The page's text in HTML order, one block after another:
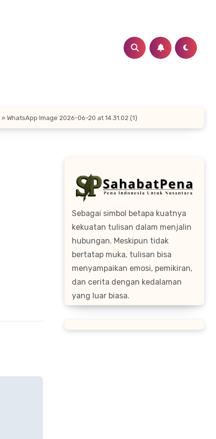
» WhatsApp Image 2026-06-20 at 14.31.02 (1)
Sebagai simbol betapa kuatnya
kekuatan tulisan dalam menjalin
hubungan. Meskipun tidak
bertatap muka, tulisan bisa
menyampaikan emosi, pemikiran,
dan cerita dengan kedalaman
yang luar biasa.